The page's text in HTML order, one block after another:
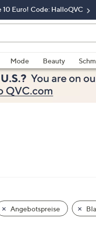
10 Euro! Code: HalloQVC
Mode Beauty
Angebotspreise